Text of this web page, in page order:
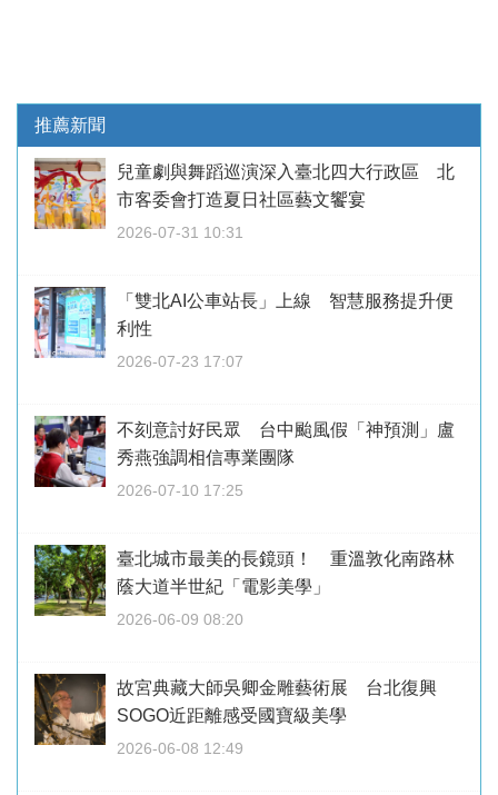
推薦新聞
兒童劇與舞蹈巡演深入臺北四大行政區 北
市客委會打造夏日社區藝文饗宴
2026-07-31 10:31
「雙北AI公車站長」上線 智慧服務提升便
利性
2026-07-23 17:07
不刻意討好民眾 台中颱風假「神預測」盧
秀燕強調相信專業團隊
2026-07-10 17:25
臺北城市最美的長鏡頭！ 重溫敦化南路林
蔭大道半世紀「電影美學」
2026-06-09 08:20
故宮典藏大師吳卿金雕藝術展 台北復興
SOGO近距離感受國寶級美學
2026-06-08 12:49